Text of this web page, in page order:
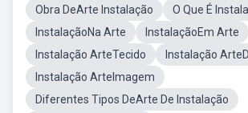
Obra DeArte Instalação
O Que É
InstalaçãoNa Arte
InstalaçãoEm Arte
Instalação ArteTecido
Instalação
Instalação ArteImagem
Diferentes Tipos DeArte De Instalação